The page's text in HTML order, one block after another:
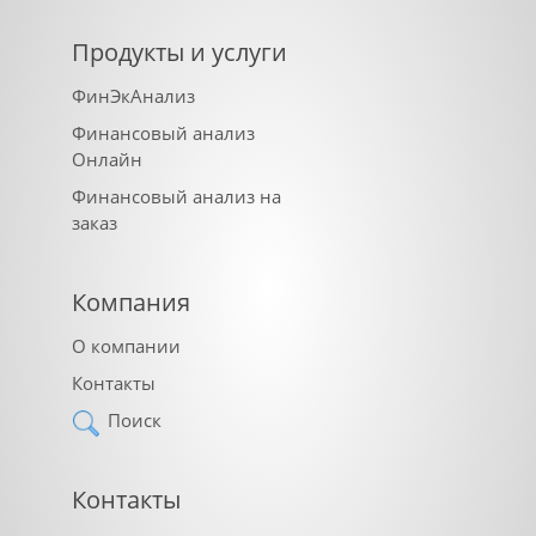
Продукты и услуги
ФинЭкАнализ
Финансовый анализ
Онлайн
Финансовый анализ на
заказ
Компания
О компании
Контакты
Поиск
Контакты